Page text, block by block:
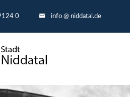
0 info @ niddatal.de